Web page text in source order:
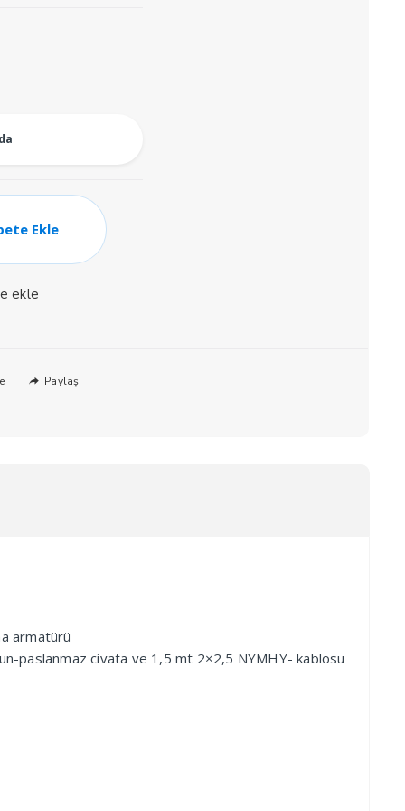
Ekle
ekle
Paylaş
armatürü
paslanmaz civata ve 1,5 mt 2×2,5 NYMHY- kablosu